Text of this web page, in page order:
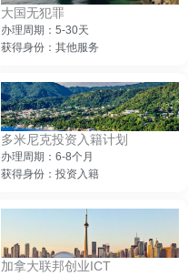
大国无犯罪
办理周期：5-30天
获得身份：其他服务
多米尼克投资入籍计划
办理周期：6-8个月
获得身份：投资入籍
加拿大联邦创业ICT